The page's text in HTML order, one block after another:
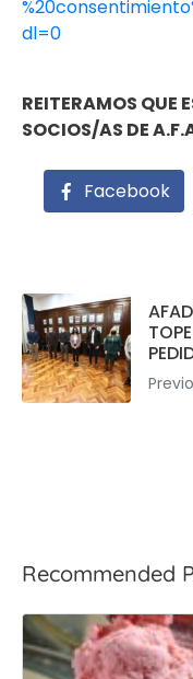
dl=0
REITERAMOS QUE
SOCIOS/AS DE
Facebook
Recommended